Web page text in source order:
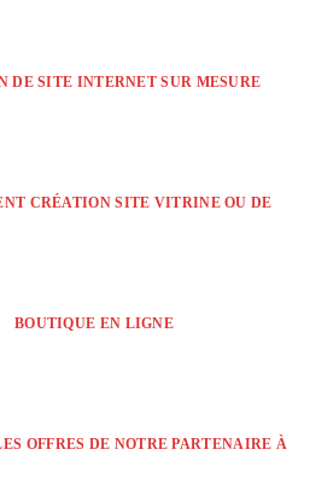
DE SITE INTERNET SUR MESURE
CRÉATION SITE VITRINE OU DE
BOUTIQUE EN LIGNE
OFFRES DE NOTRE PARTENAIRE À